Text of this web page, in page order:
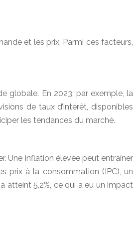
et les prix. Parmi ces facteurs,
globale. En 2023, par exemple, la
de taux d’intérêt, disponibles
les tendances du marché.
Une inflation élevée peut entraîner
prix à la consommation (IPC), un
atteint 5,2%, ce qui a eu un impact